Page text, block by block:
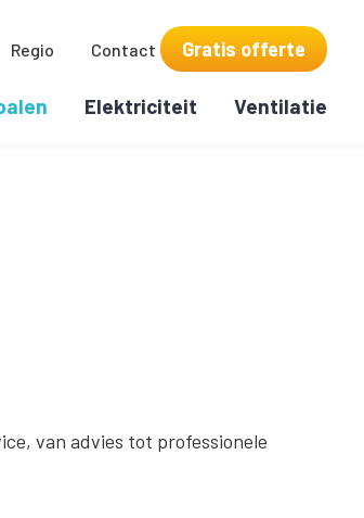
Regio Contact Gratis offerte
Elektriciteit Ventilatie
van advies tot professionele